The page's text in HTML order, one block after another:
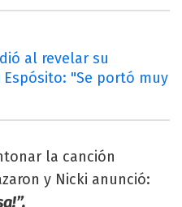
al revelar su
"Se portó muy
la canción
y Nicki anunció: